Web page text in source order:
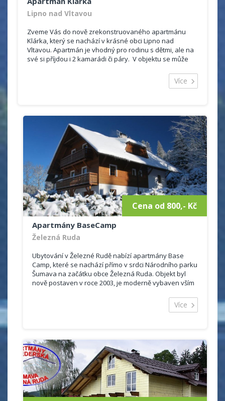
Lipno nad Vltavou
Zveme Vás do nově zrekonstruovaného apartmánu
Klárka, který se nachází v krásné obci Lipno nad
Vltavou. Apartmán je vhodný pro rodinu s dětmi, ale na
své si příjdou i 2 kamarádi či páry. V objektu se může
Více
Cena od 800,- Kč
Apartmány BaseCamp
Železná Ruda
Ubytování v Železné Rudě nabízí apartmány Base
Camp, které se nachází přímo v srdci Národního parku
Šumava na začátku obce Železná Ruda. Objekt byl
nově postaven v roce 2003, je moderně vybaven vším
Více